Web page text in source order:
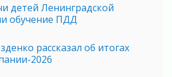
детей Ленинградской
обучение ПДД
рассказал об итогах
2026